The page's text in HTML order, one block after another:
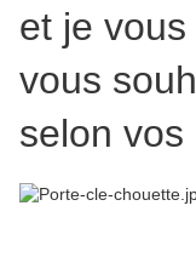
et je
vous
selon vos